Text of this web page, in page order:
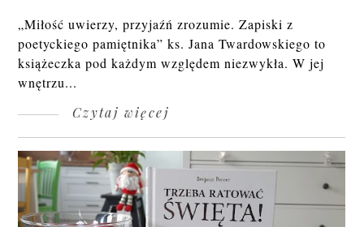
„Miłość uwierzy, przyjaźń zrozumie. Zapiski z
poetyckiego pamiętnika” ks. Jana Twardowskiego to
książeczka pod każdym względem niezwykła. W jej
wnętrzu...
Czytaj więcej